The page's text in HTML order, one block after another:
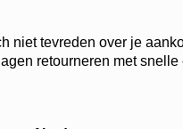
niet tevreden over je
retourneren met snelle